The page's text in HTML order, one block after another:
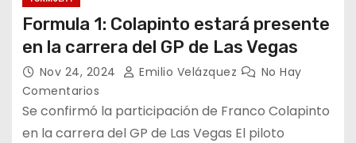
Formula 1: Colapinto estará presente
en la carrera del GP de Las Vegas
Nov 24, 2024 Emilio Velázquez
No Hay
Comentarios
Se confirmó la participación de Franco Colapinto
en la carrera del GP de Las Vegas El piloto